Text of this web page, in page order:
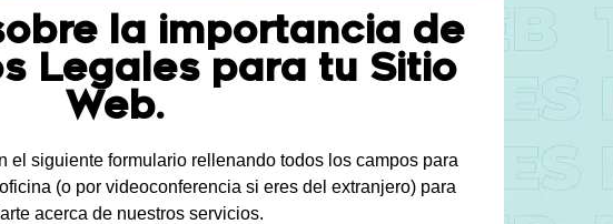
la importancia de
Legales para tu Sitio
Web.
el siguiente formulario rellenando todos los campos para
(o por videoconferencia si eres del extranjero) para
acerca de nuestros servicios.